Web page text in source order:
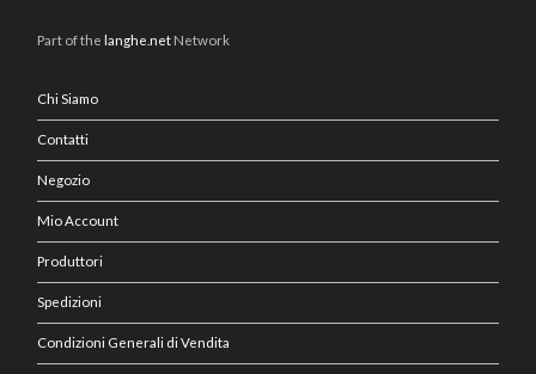
Part of thelanghe.net Network
Chi Siamo
Contatti
Negozio
Mio Account
Produttori
Spedizioni
Condizioni Generali di Vendita